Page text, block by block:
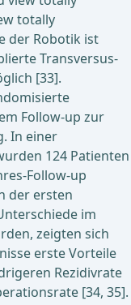
totally
der Robotik ist
Transversus-
[33].
Follow-up zur
In einer
124 Patienten
Follow-up
der ersten
im
zeigten sich
erste Vorteile
Rezidivrate
[34, 35].